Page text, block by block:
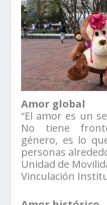
Amor global
“El amor es un
No tiene
género, es lo
personas
Unidad de
Vinculación